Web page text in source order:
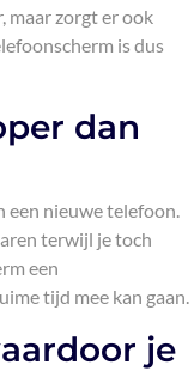
maar zorgt er ook
is dus
dan
een nieuwe telefoon.
terwijl je toch
een
tijd mee kan gaan.
je